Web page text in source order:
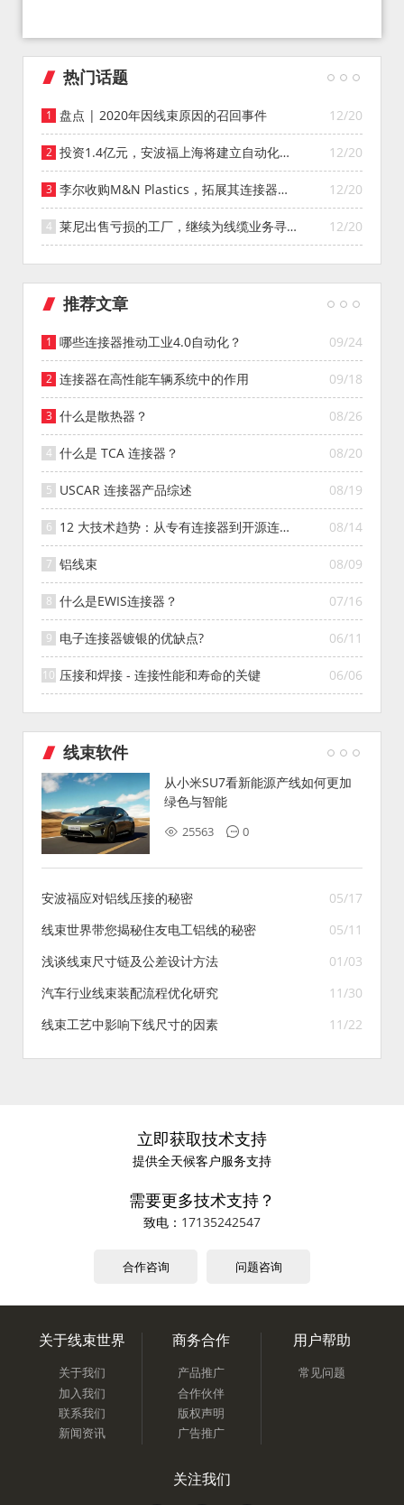
热门话题
12/20
盘点 | 2020年因线束原因的召回事件
12/20
投资1.4亿元，安波福上海将建立自动化智
能仓库
12/20
李尔收购M&N Plastics，拓展其连接器系
统业务
12/20
莱尼出售亏损的工厂，继续为线缆业务寻找
投资者
推荐文章
09/24
哪些连接器推动工业4.0自动化？
09/18
连接器在高性能车辆系统中的作用
08/26
什么是散热器？
08/20
什么是 TCA 连接器？
08/19
USCAR 连接器产品综述
08/14
12 大技术趋势：从专有连接器到开源连接
器的演变
08/09
铝线束
07/16
什么是EWIS连接器？
06/11
电子连接器镀银的优缺点?
06/06
压接和焊接 - 连接性能和寿命的关键
线束软件
从小米SU7看新能源产线如何更加
绿色与智能
25563 0
05/17
安波福应对铝线压接的秘密
05/11
线束世界带您揭秘住友电工铝线的秘密
01/03
浅谈线束尺寸链及公差设计方法
11/30
汽车行业线束装配流程优化研究
11/22
线束工艺中影响下线尺寸的因素
立即获取技术支持
提供全天候客户服务支持
需要更多技术支持？
致电： 17135242547
合作咨询 问题咨询
关于线束世界
关于我们
加入我们
联系我们
新闻资讯
商务合作
产品推广
合作伙伴
版权声明
广告推广
用户帮助
常见问题
关注我们